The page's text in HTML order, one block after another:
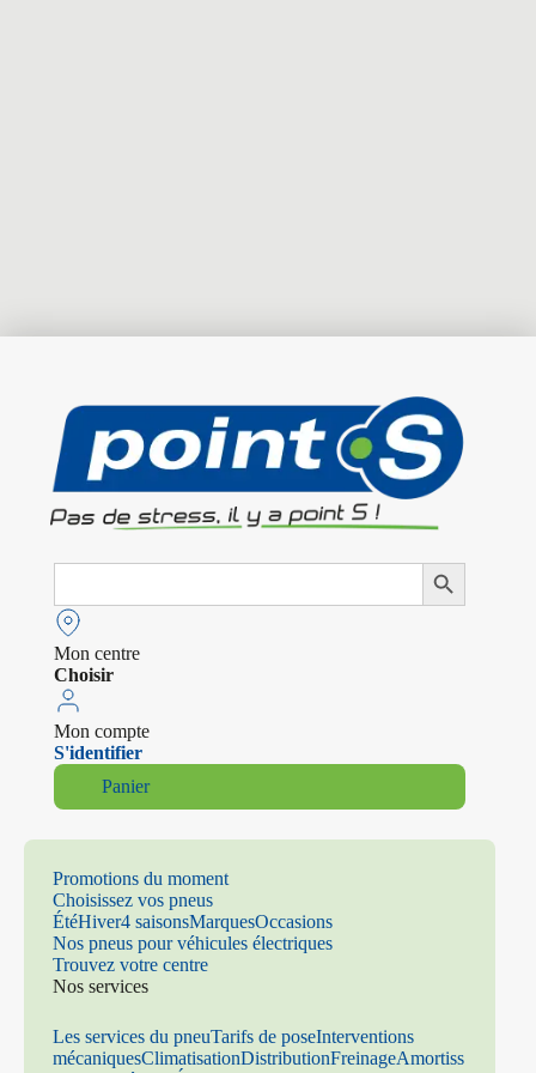
Search
Search Button
Mon centre
Choisir
Mon compte
S'identifier
Panier
Promotions du moment
Choisissez vos pneus
ÉtéHiver4 saisonsMarquesOccasions
Nos pneus pour véhicules électriques
Trouvez votre centre
Nos services
Les services du pneuTarifs de poseInterventions
mécaniquesClimatisationDistributionFreinageAmortiss